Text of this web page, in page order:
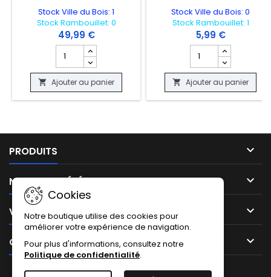
Stock Ville du Bois: 1
Stock Rambouillet: 0
49,99 €
Champ quantité du produit CARTE POKEMON -
 Ajouter au panier
Stock Ville du Bois: 0
Stock Rambouillet: 1
5,99 €
Champ quantité du
 Ajouter au panier
PRODUITS 
NOTRE SOCIÉTÉ 
VOTRE COMPTE 
CONTACT 
Cookies
Notre boutique utilise des cookies pour
améliorer votre expérience de navigation.
Pour plus d'informations, consultez notre
Politique de confidentialité.
FacebookInstagram
TikTok